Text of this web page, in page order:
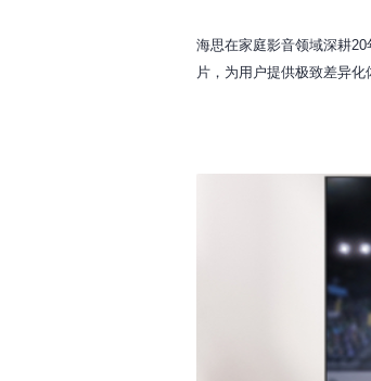
海思在家庭影音领域深耕20
片，为用户提供极致差异